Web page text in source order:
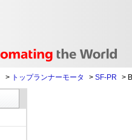
> トップランナーモータ > SF-PR >